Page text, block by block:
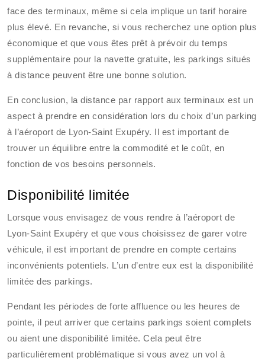
face des terminaux, même si cela implique un tarif horaire
plus élevé. En revanche, si vous recherchez une option plus
économique et que vous êtes prêt à prévoir du temps
supplémentaire pour la navette gratuite, les parkings situés
à distance peuvent être une bonne solution.
En conclusion, la distance par rapport aux terminaux est un
aspect à prendre en considération lors du choix d’un parking
à l’aéroport de Lyon-Saint Exupéry. Il est important de
trouver un équilibre entre la commodité et le coût, en
fonction de vos besoins personnels.
Disponibilité limitée
Lorsque vous envisagez de vous rendre à l’aéroport de
Lyon-Saint Exupéry et que vous choisissez de garer votre
véhicule, il est important de prendre en compte certains
inconvénients potentiels. L’un d’entre eux est la disponibilité
limitée des parkings.
Pendant les périodes de forte affluence ou les heures de
pointe, il peut arriver que certains parkings soient complets
ou aient une disponibilité limitée. Cela peut être
particulièrement problématique si vous avez un vol à